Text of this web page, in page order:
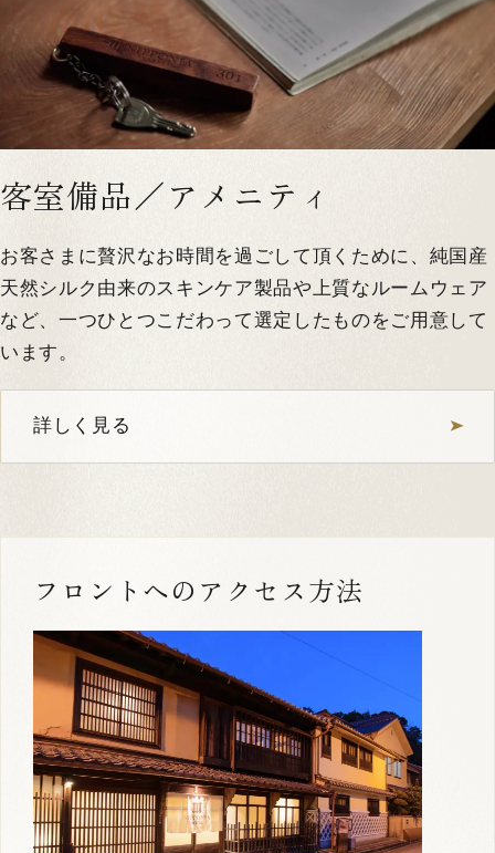
空室確認・ご予約
1
MUNE 506 定員：2名まで
VMGグランド 中庭が見える メゾネット
檜風呂
お部屋お任せ 江戸
詳しく見る 空室確認・ご予約
客室備品／アメニティ
お客さまに贅沢なお時間を過ごして頂くために、純国産
天然シルク由来のスキンケア製品や上質なルームウェア
など、一つひとつこだわって選定したものをご用意して
います。
詳しく見る
フロントへのアクセス方法